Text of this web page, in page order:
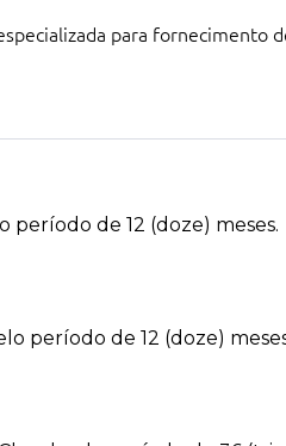
para fornecimento
período de 12 (doze) meses.
período de 12 (doze)